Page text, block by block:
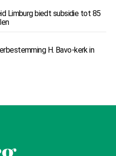
Limburg biedt subsidie tot 85
H. Bavo-kerk in